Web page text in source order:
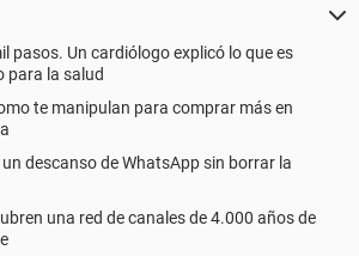
pasos. Un cardiólogo explicó lo que es
para la salud
te manipulan para comprar más en
descanso de WhatsApp sin borrar la
una red de canales de 4.000 años de